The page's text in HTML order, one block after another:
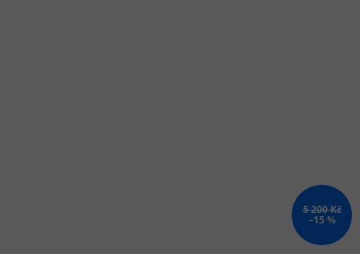
5 200 Kč
–15 %